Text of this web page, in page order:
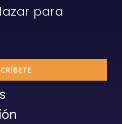
para